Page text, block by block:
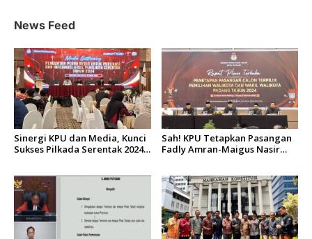
News Feed
Sinergi KPU dan Media, Kunci
Sukses Pilkada Serentak 2024
Sah! KPU Tetapkan Pasangan
Fadly Amran-Maigus Nasir